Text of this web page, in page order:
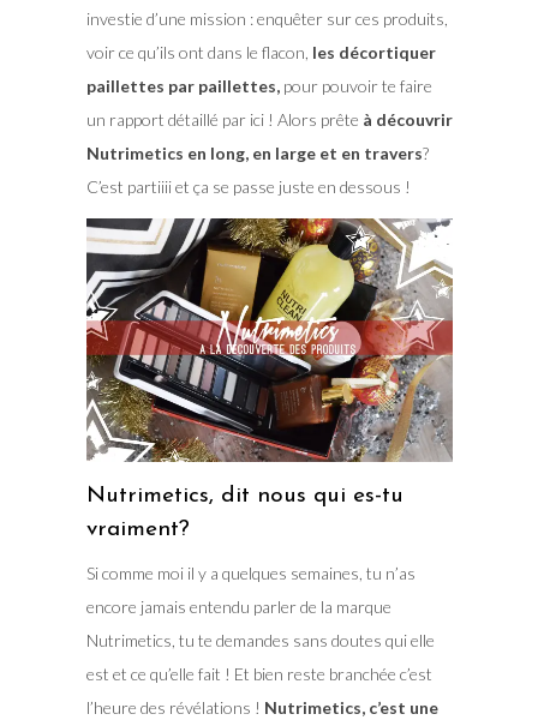
investie d’une mission : enquêter sur ces produits,
voir ce qu’ils ont dans le flacon, les décortiquer
paillettes par paillettes,pour pouvoir te faire
un rapport détaillé par ici ! Alors prête à découvrir
Nutrimetics en long, en large et en travers?
C’est partiiii et ça se passe juste en dessous !
Nutrimetics, dit nous qui es-tu
vraiment?
Si comme moi il y a quelques semaines, tu n’as
encore jamais entendu parler de la marque
Nutrimetics, tu te demandes sans doutes qui elle
est et ce qu’elle fait ! Et bien reste branchée c’est
l’heure des révélations ! Nutrimetics, c’est une